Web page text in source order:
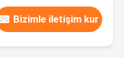
Bizimle iletişim kur